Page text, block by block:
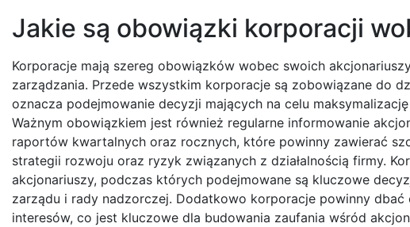
Jakie są obowiązki korporacji
Korporacje mają szereg obowiązków wobec swoich
zarządzania. Przede wszystkim korporacje są zobowiązane do
oznacza podejmowanie decyzji mających na celu
Ważnym obowiązkiem jest również regularne informowanie
raportów kwartalnych oraz rocznych, które powinny zawierać
strategii rozwoju oraz ryzyk związanych z działalnością firmy.
akcjonariuszy, podczas których podejmowane są kluczowe
zarządu i rady nadzorczej. Dodatkowo korporacje powinny
interesów, co jest kluczowe dla budowania zaufania wśród